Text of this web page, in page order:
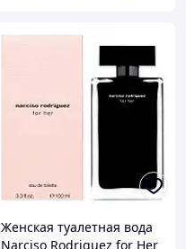
Женская туалетная вода
Narciso Rodriguez for Her